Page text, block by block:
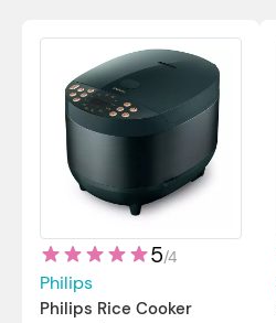
5/4
Philips
Philips Rice Cooker